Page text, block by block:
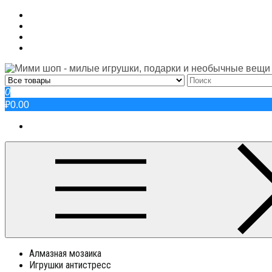
Skip
content
0
₽0.00
Алмазная мозаика
Игрушки антистресс